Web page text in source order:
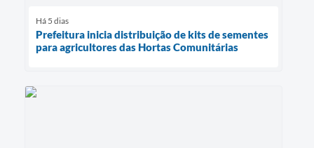
Há 5 dias
Prefeitura inicia distribuição de kits de sementes
para agricultores das Hortas Comunitárias